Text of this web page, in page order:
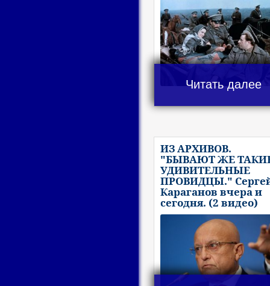
Читать далее
ИЗ АРХИВОВ.
"БЫВАЮТ ЖЕ
УДИВИТЕЛЬНЫЕ
ПРОВИДЦЫ."
Караганов вчера и
сегодня. (2 видео)